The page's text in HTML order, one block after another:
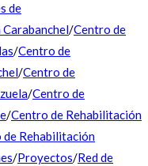
de
/Centro de
/Centro de
/Centro de
/Centro de
/Centro de Rehabilitación
de Rehabilitación
/Proyectos/Red de